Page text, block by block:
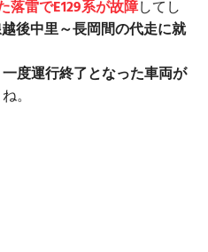
落雷でE129系が故障してし
後中里～長岡間の代走に就
一度運行終了となった車両が
。